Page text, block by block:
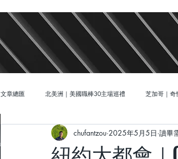
文章總匯 北美洲｜美國職棒30主場巡禮 芝加哥｜奇
北美洲｜美國棒球場巡禮 聖路易｜前進大西部門戶
chufantzou 2025年5月5日 讀畢